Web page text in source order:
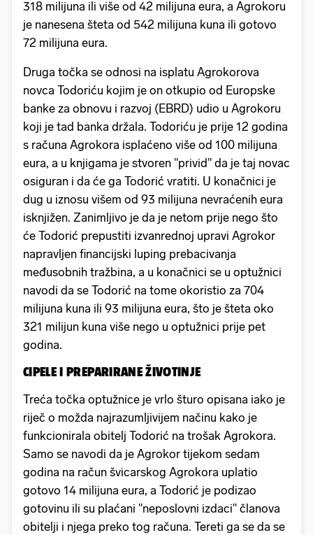
318 milijuna ili više od 42 milijuna eura, a Agrokoru
je nanesena šteta od 542 milijuna kuna ili gotovo
72 milijuna eura.
Druga točka se odnosi na isplatu Agrokorova
novca Todoriću kojim je on otkupio od Europske
banke za obnovu i razvoj (EBRD) udio u Agrokoru
koji je tad banka držala. Todoriću je prije 12 godina
s računa Agrokora isplaćeno više od 100 milijuna
eura, a u knjigama je stvoren "privid" da je taj novac
osiguran i da će ga Todorić vratiti. U konačnici je
dug u iznosu višem od 93 milijuna nevraćenih eura
isknjižen. Zanimljivo je da je netom prije nego što
će Todorić prepustiti izvanrednoj upravi Agrokor
napravljen financijski luping prebacivanja
međusobnih tražbina, a u konačnici se u optužnici
navodi da se Todorić na tome okoristio za 704
milijuna kuna ili 93 milijuna eura, što je šteta oko
321 milijun kuna više nego u optužnici prije pet
godina.
CIPELE I PREPARIRANE ŽIVOTINJE
Treća točka optužnice je vrlo šturo opisana iako je
riječ o možda najrazumljivijem načinu kako je
funkcionirala obitelj Todorić na trošak Agrokora.
Samo se navodi da je Agrokor tijekom sedam
godina na račun švicarskog Agrokora uplatio
gotovo 14 milijuna eura, a Todorić je podizao
gotovinu ili su plaćani "neposlovni izdaci" članova
obitelji i njega preko tog računa. Tereti ga se da se